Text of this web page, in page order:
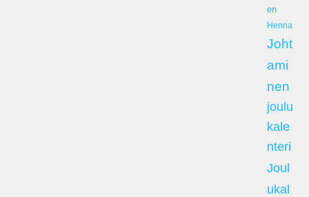
en
Henna
Joht
ami
nen
joulu
kale
nteri
Joul
ukal